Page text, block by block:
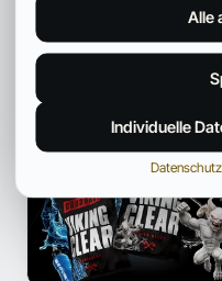
Aspekt des
Jonas Bauer 19. Juli 2026
Alle
Individuelle